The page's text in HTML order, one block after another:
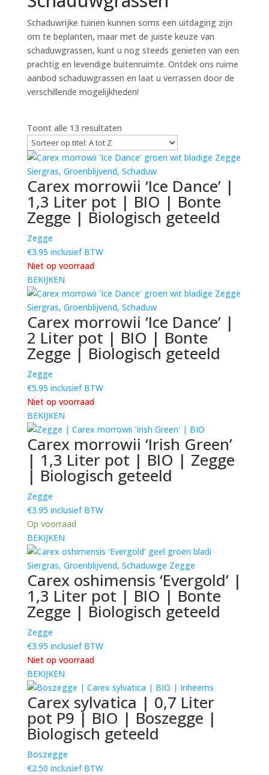
Schaduwrijke tuinen kunnen soms een uitdaging zijn
om te beplanten, maar met de juiste keuze van
schaduwgrassen, kunt u nog steeds genieten van een
prachtig en levendige buitenruimte. Ontdek ons ruime
aanbod schaduwgrassen en laat u verrassen door de
verschillende mogelijkheden!
Toont alle 13 resultaten
Carex morrowii ‘Ice Dance’ |
1,3 Liter pot | BIO | Bonte
Zegge | Biologisch geteeld
Zegge
€3.95 inclusief BTW
Niet op voorraad
BEKIJKEN
Carex morrowii ‘Ice Dance’ |
2 Liter pot | BIO | Bonte
Zegge | Biologisch geteeld
Zegge
€5.95 inclusief BTW
Niet op voorraad
BEKIJKEN
Carex morrowii ‘Irish Green’
| 1,3 Liter pot | BIO | Zegge
| Biologisch geteeld
Zegge
€3.95 inclusief BTW
Op voorraad
BEKIJKEN
Carex oshimensis ‘Evergold’ |
1,3 Liter pot | BIO | Bonte
Zegge | Biologisch geteeld
Zegge
€3.95 inclusief BTW
Niet op voorraad
BEKIJKEN
Carex sylvatica | 0,7 Liter
pot P9 | BIO | Boszegge |
Biologisch geteeld
Boszegge
€2.50 inclusief BTW